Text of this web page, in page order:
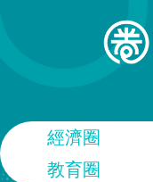
經濟圈
教育圈